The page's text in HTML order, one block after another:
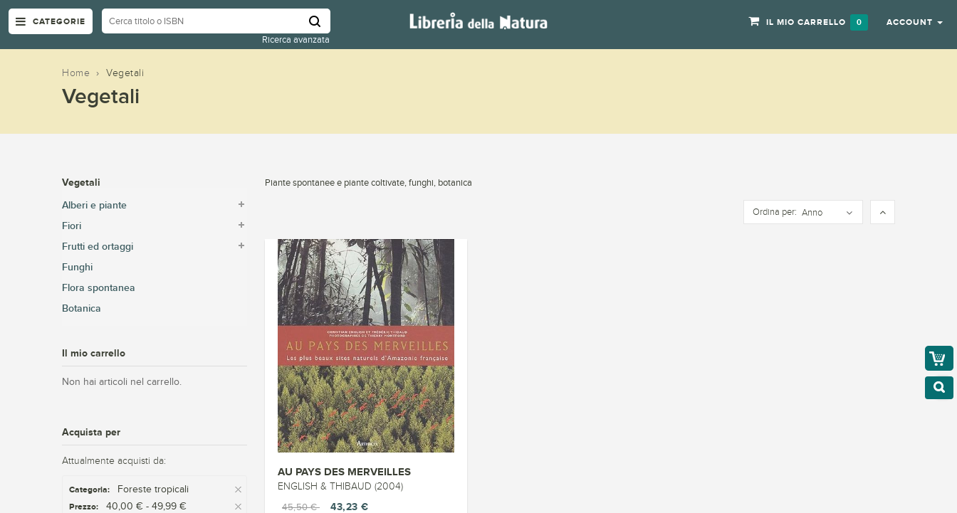
CATEGORIE
Ricerca avanzata
IL MIO CARRELLO 0 ACCOUNT
Home › Vegetali
Vegetali
Piante spontanee e piante coltivate, funghi, botanica
Ordina per: Anno
AU PAYS DES MERVEILLES
ENGLISH & THIBAUD (2004)
45,50 €
43,23 €
Vegetali
Alberi e piante
Fiori
Frutti ed ortaggi
Funghi
Flora spontanea
Botanica
Il mio carrello
Non hai articoli nel carrello.
Acquista per
Attualmente acquisti da:
Categoria: Foreste tropicali
Prezzo: 40,00 € - 49,99 €